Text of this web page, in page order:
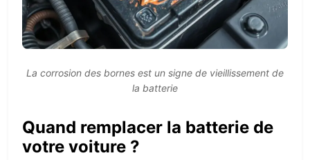
La corrosion des bornes est un signe de vieillissement de
la batterie
Quand remplacer la batterie de
votre voiture ?